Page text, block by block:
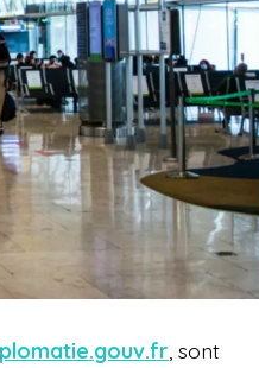
, sont